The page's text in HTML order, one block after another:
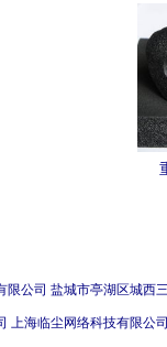
限公司 盐城市亭湖区城西
上海临尘网络科技有限公司